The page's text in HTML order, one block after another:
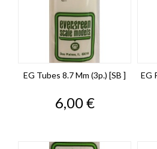
EG Tubes 8.7 Mm (3p.) [SB ]
Prix
6,00 €
EG